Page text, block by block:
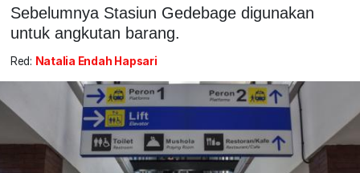
Sebelumnya Stasiun Gedebage digunakan
untuk angkutan barang.
Red: Natalia Endah Hapsari